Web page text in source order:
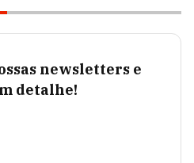
newsletters e
detalhe!